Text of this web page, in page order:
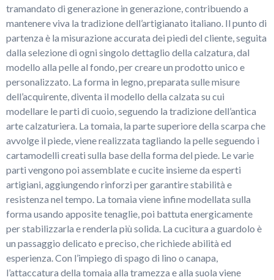
tramandato di generazione in generazione, contribuendo a
mantenere viva la tradizione dell’artigianato italiano. Il punto di
partenza è la misurazione accurata dei piedi del cliente, seguita
dalla selezione di ogni singolo dettaglio della calzatura, dal
modello alla pelle al fondo, per creare un prodotto unico e
personalizzato. La forma in legno, preparata sulle misure
dell’acquirente, diventa il modello della calzata su cui
modellare le parti di cuoio, seguendo la tradizione dell’antica
arte calzaturiera. La tomaia, la parte superiore della scarpa che
avvolge il piede, viene realizzata tagliando la pelle seguendo i
cartamodelli creati sulla base della forma del piede. Le varie
parti vengono poi assemblate e cucite insieme da esperti
artigiani, aggiungendo rinforzi per garantire stabilità e
resistenza nel tempo. La tomaia viene infine modellata sulla
forma usando apposite tenaglie, poi battuta energicamente
per stabilizzarla e renderla più solida. La cucitura a guardolo è
un passaggio delicato e preciso, che richiede abilità ed
esperienza. Con l’impiego di spago di lino o canapa,
l’attaccatura della tomaia alla tramezza e alla suola viene